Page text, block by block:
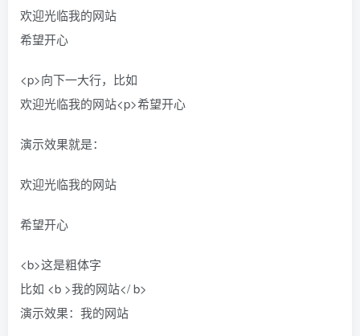
欢迎光临我的网站
希望开心
<p>向下一大行，比如
欢迎光临我的网站<p>希望开心
演示效果就是：
欢迎光临我的网站
希望开心
<b>这是粗体字
比如 <b >我的网站</ b>
演示效果：我的网站